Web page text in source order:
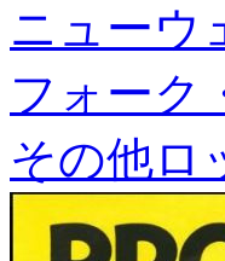
ニューウ
フォーク
その他ロ